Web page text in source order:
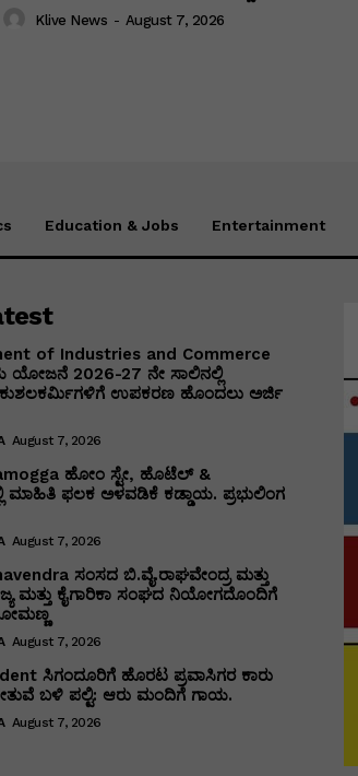
Klive News - August 7, 2026
Education & Jobs Entertainment
of Industries and Commerce
ಯೋಜನೆ 2026-27 ನೇ ಸಾಲಿನಲ್ಲಿ
ಕುಶಲಕರ್ಮಿಗಳಿಗೆ ಉಪಕರಣ ಹೊಂದಲು ಅರ್ಜಿ
August 7, 2026
ಹೋಂ ಸ್ಟೇ, ಹೊಟೆಲ್ &
ಮಾಹಿತಿ ಫಲಕ ಅಳವಡಿಕೆ ಕಡ್ಡಾಯ. ಪ್ರಭುಲಿಂಗ
August 7, 2026
ಸಂಸದ ಬಿ.ವೈ.ರಾಘವೇಂದ್ರ ಮತ್ತು
ಮತ್ತು ಕೈಗಾರಿಕಾ ಸಂಘದ ನಿಯೋಗದೊಂದಿಗೆ
August 7, 2026
ಸಿಗಂದೂರಿಗೆ ಹೊರಟ ಪ್ರವಾಸಿಗರ ಕಾರು
ಬಳಿ ಪಲ್ಟಿ: ಆರು ಮಂದಿಗೆ ಗಾಯ.
August 7, 2026